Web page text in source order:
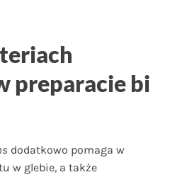
preparacie bi
dodatkowo pomaga w
w glebie, a także